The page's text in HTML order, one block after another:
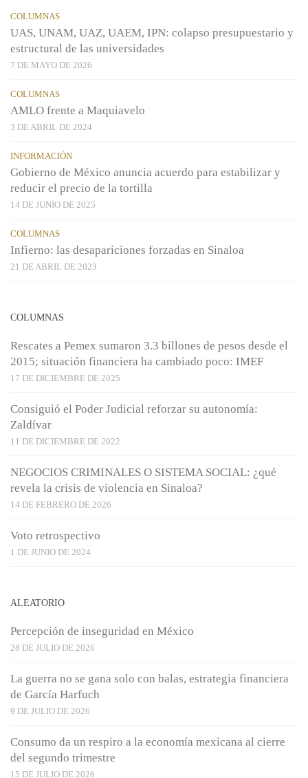
COLUMNAS
UAS, UNAM, UAZ, UAEM, IPN: colapso presupuestario y
estructural de las universidades
7 DE MAYO DE 2026
COLUMNAS
AMLO frente a Maquiavelo
3 DE ABRIL DE 2024
INFORMACIÓN
Gobierno de México anuncia acuerdo para estabilizar y
reducir el precio de la tortilla
14 DE JUNIO DE 2025
COLUMNAS
Infierno: las desapariciones forzadas en Sinaloa
21 DE ABRIL DE 2023
COLUMNAS
Rescates a Pemex sumaron 3.3 billones de pesos desde el
2015; situación financiera ha cambiado poco: IMEF
17 DE DICIEMBRE DE 2025
Consiguió el Poder Judicial reforzar su autonomía:
Zaldívar
11 DE DICIEMBRE DE 2022
NEGOCIOS CRIMINALES O SISTEMA SOCIAL: ¿qué
revela la crisis de violencia en Sinaloa?
14 DE FEBRERO DE 2026
Voto retrospectivo
1 DE JUNIO DE 2024
ALEATORIO
Percepción de inseguridad en México
28 DE JULIO DE 2026
La guerra no se gana solo con balas, estrategia financiera
de García Harfuch
9 DE JULIO DE 2026
Consumo da un respiro a la economía mexicana al cierre
del segundo trimestre
15 DE JULIO DE 2026